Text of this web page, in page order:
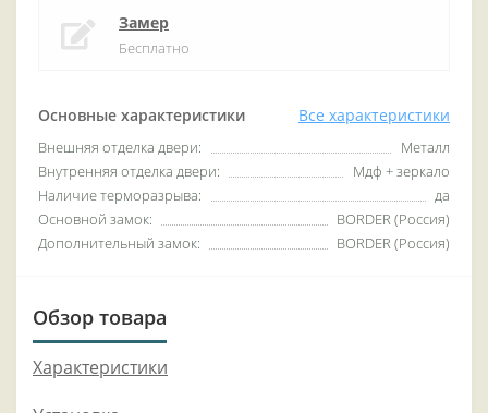
Основные характеристики Все характеристики
Внешняя отделка двери:
Металл
Внутренняя отделка двери:
Мдф + зеркало
Наличие терморазрыва:
да
Основной замок:
BORDER (Россия)
Дополнительный замок:
BORDER (Россия)
Замер
Бесплатно
Обзор товара
Характеристики